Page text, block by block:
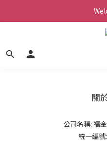
關
公司名稱: 福
統一編